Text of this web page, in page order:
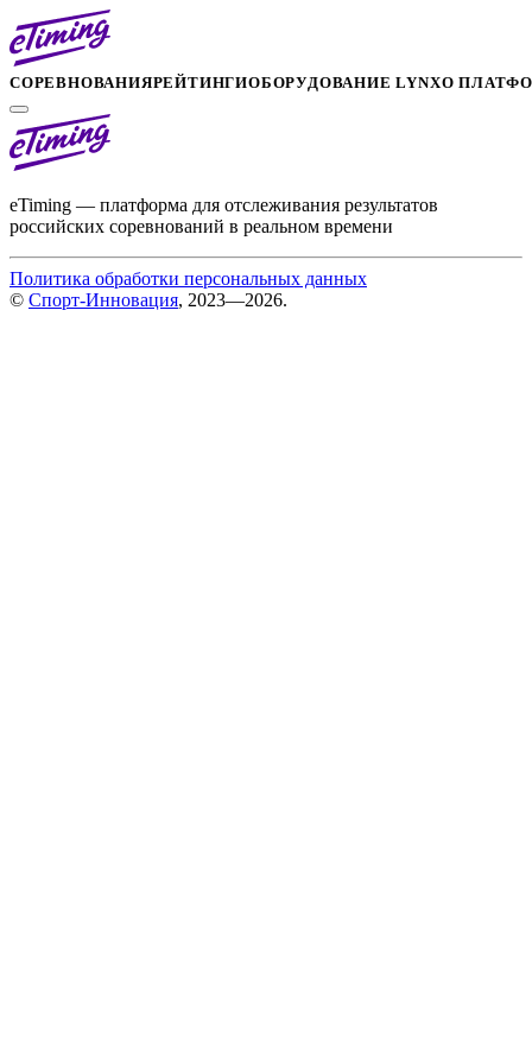
СОРЕВНОВАНИЯРЕЙТИНГИОБОРУДОВАНИЕ LYNXО
eTiming — платформа для отслеживания результатов
российских соревнований в реальном времени
Политика обработки персональных данных
© Спорт-Инновация, 2023—2026.